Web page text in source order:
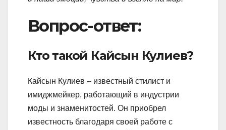
Вопрос-ответ:
Кто такой Кайсын Кулиев?
Кайсын Кулиев – известный стилист и
имиджмейкер, работающий в индустрии
моды и знаменитостей. Он приобрел
известность благодаря своей работе с